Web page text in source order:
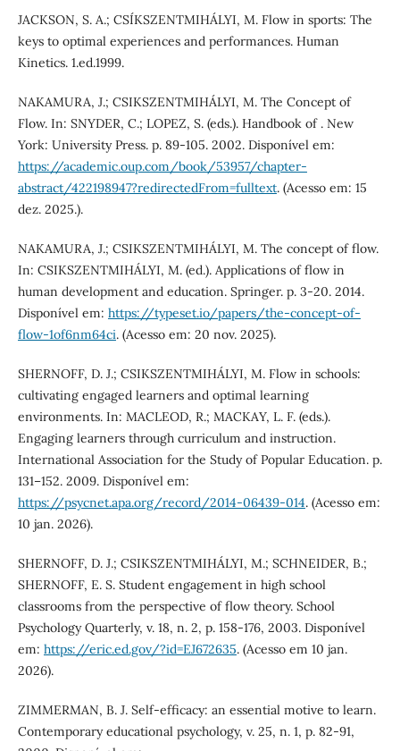
JACKSON, S. A.; CSÍKSZENTMIHÁLYI, M. Flow in sports: The
keys to optimal experiences and performances. Human
Kinetics. 1.ed.1999.
NAKAMURA, J.; CSIKSZENTMIHÁLYI, M. The Concept of
Flow. In: SNYDER, C.; LOPEZ, S. (eds.). Handbook of . New
York: University Press. p. 89-105. 2002. Disponível em:
https://academic.oup.com/book/53957/chapter-
abstract/422198947?redirectedFrom=fulltext. (Acesso em: 15
dez. 2025.).
NAKAMURA, J.; CSIKSZENTMIHÁLYI, M. The concept of flow.
In: CSIKSZENTMIHÁLYI, M. (ed.). Applications of flow in
human development and education. Springer. p. 3-20. 2014.
Disponível em: https://typeset.io/papers/the-concept-of-
flow-1of6nm64ci. (Acesso em: 20 nov. 2025).
SHERNOFF, D. J.; CSIKSZENTMIHÁLYI, M. Flow in schools:
cultivating engaged learners and optimal learning
environments. In: MACLEOD, R.; MACKAY, L. F. (eds.).
Engaging learners through curriculum and instruction.
International Association for the Study of Popular Education. p.
131–152. 2009. Disponível em:
https://psycnet.apa.org/record/2014-06439-014. (Acesso em:
10 jan. 2026).
SHERNOFF, D. J.; CSIKSZENTMIHÁLYI, M.; SCHNEIDER, B.;
SHERNOFF, E. S. Student engagement in high school
classrooms from the perspective of flow theory. School
Psychology Quarterly, v. 18, n. 2, p. 158-176, 2003. Disponível
em: https://eric.ed.gov/?id=EJ672635. (Acesso em 10 jan.
2026).
ZIMMERMAN, B. J. Self-efficacy: an essential motive to learn.
Contemporary educational psychology, v. 25, n. 1, p. 82-91,